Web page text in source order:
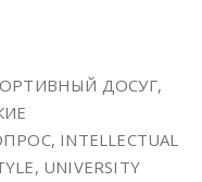
ДОСУГ,
INTELLECTUAL
UNIVERSITY